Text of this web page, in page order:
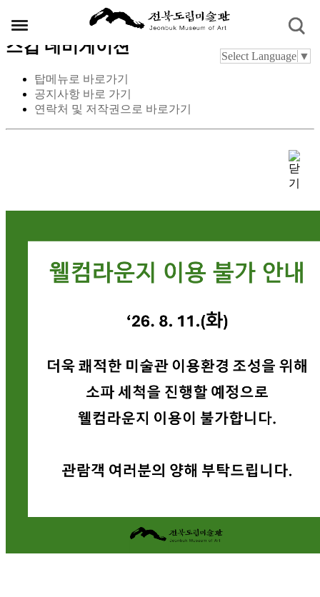
스킵 네비게이션
탑메뉴로 바로가기
공지사항 바로 가기
연락처 및 저작권으로 바로가기
Select Language ▼